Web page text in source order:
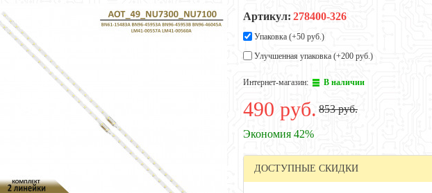
Артикул: 278400-326
Упаковка (+50 руб.)
Улучшенная упаковка (+200 руб.)
Интернет-магазин: В наличии
490 руб. 853 руб.
Экономия 42%
ДОСТУПНЫЕ СКИДКИ